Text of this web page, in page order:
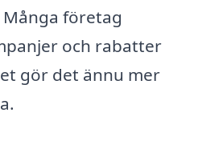
företag
och rabatter
gör det ännu mer